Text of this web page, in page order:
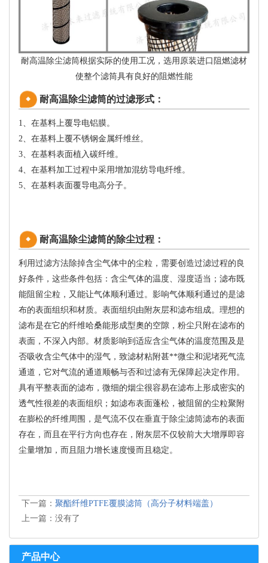
耐高温除尘滤筒根据实际的使用工况，选用原装进口阻燃滤材
使整个滤筒具有良好的阻燃性能
耐高温除尘滤筒的过滤形式：
1、在基料上覆导电铝膜。
2、在基料上覆不锈钢金属纤维丝。
3、在基料表面植入碳纤维。
4、在基料加工过程中采用增加混纺导电纤维。
5、在基料表面覆导电高分子。
耐高温除尘滤筒的除尘过程：
利用过滤方法除掉含尘气体中的尘粒，需要创造过滤过程的良
好条件，这些条件包括：含尘气体的温度、湿度适当；滤布既
能阻留尘粒，又能让气体顺利通过。影响气体顺利通过的是滤
布的表面组织和材质。表面组织由附灰层和滤布组成。理想的
滤布是在它的纤维哈桑能形成型奧的空隙，粉尘只附在滤布的
表面，不深入内部。材质影响到适应含尘气体的温度范围及是
否吸收含尘气体中的湿气，致滤材粘附甚**微尘和泥堵死气流
通道，它对气流的通道顺畅与否和过滤有无保障起决定作用。
具有平整表面的滤布，微细的烟尘很容易在滤布上形成密实的
透气性很差的表面组织；如滤布表面蓬松，被阻留的尘粒聚附
在膨松的纤维周围，是气流不仅在垂直于除尘滤筒滤布的表面
存在，而且在平行方向也存在，附灰层不仅较前大大增厚即容
尘量增加，而且阻力增长速度慢而且稳定。
下一篇： 聚酯纤维PTFE覆膜滤筒（高分子材料端盖）
上一篇：没有了
产品中心